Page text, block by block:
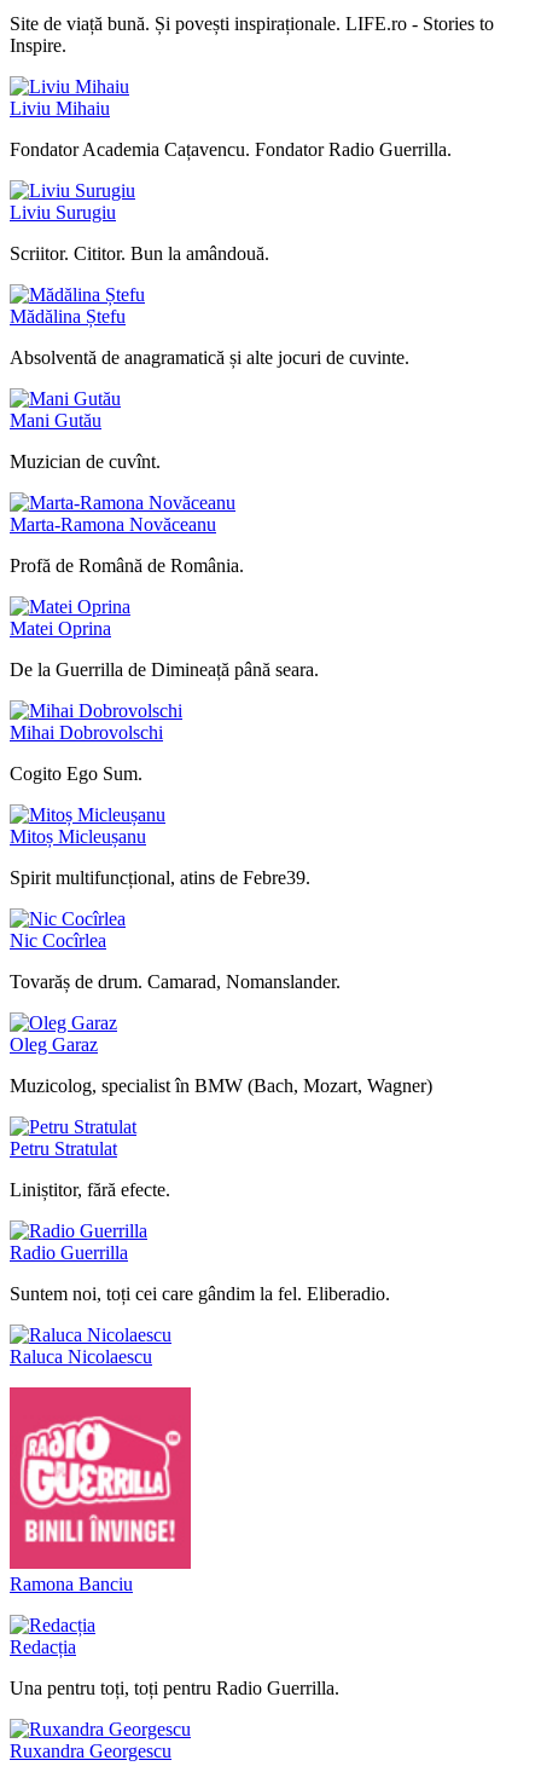
Site de viață bună. Și povești inspiraționale. LIFE.ro - Stories to
Inspire.
Liviu Mihaiu
Fondator Academia Cațavencu. Fondator Radio Guerrilla.
Liviu Surugiu
Scriitor. Cititor. Bun la amândouă.
Mădălina Ștefu
Absolventă de anagramatică și alte jocuri de cuvinte.
Mani Gutău
Muzician de cuvînt.
Marta-Ramona Novăceanu
Profă de Română de România.
Matei Oprina
De la Guerrilla de Dimineață până seara.
Mihai Dobrovolschi
Cogito Ego Sum.
Mitoș Micleușanu
Spirit multifuncțional, atins de Febre39.
Nic Cocîrlea
Tovarăș de drum. Camarad, Nomanslander.
Oleg Garaz
Muzicolog, specialist în BMW (Bach, Mozart, Wagner)
Petru Stratulat
Liniștitor, fără efecte.
Radio Guerrilla
Suntem noi, toți cei care gândim la fel. Eliberadio.
Raluca Nicolaescu
Ramona Banciu
Redacția
Una pentru toți, toți pentru Radio Guerrilla.
Ruxandra Georgescu